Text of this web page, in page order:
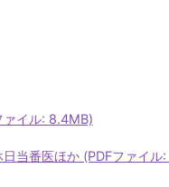
ァイル: 8.4MB)
当番医ほか (PDFファイル: